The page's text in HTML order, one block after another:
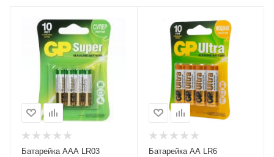
Батарейка ААА LR03
Батарейка АА LR6